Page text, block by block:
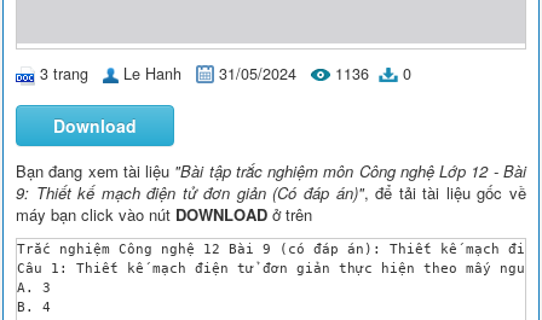
3 trang Le Hanh 31/05/2024 1136 0
Download
Bạn đang xem tài liệu "Bài tập trắc nghiệm môn Công nghệ Lớp 12 - Bài
9: Thiết kế mạch điện tử đơn giản (Có đáp án)", để tải tài liệu gốc về
máy bạn click vào nút DOWNLOAD ở trên
Trắc nghiệm Công nghệ 12 Bài 9 (có đáp án): Thiết kế mạch
Câu 1: Thiết kế mạch điện tử đơn giản thực hiện theo mấy
A. 3
B. 4